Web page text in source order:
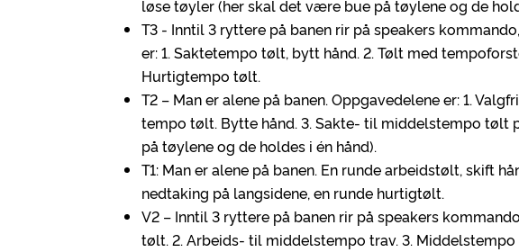
løse tøyler (her skal det være bue på tøylene og de
T3 - Inntil 3 ryttere på banen rir på speakers
er: 1. Saktetempo tølt, bytt hånd. 2. Tølt med
Hurtigtempo tølt.
T2 – Man er alene på banen. Oppgavedelene er: 1.
tempo tølt. Bytte hånd. 3. Sakte- til middelstempo tølt
på tøylene og de holdes i én hånd).
T1: Man er alene på banen. En runde arbeidstølt, skift
nedtaking på langsidene, en runde hurtigtølt.
V2 – Inntil 3 ryttere på banen rir på speakers
tølt. 2. Arbeids- til middelstempo trav. 3.